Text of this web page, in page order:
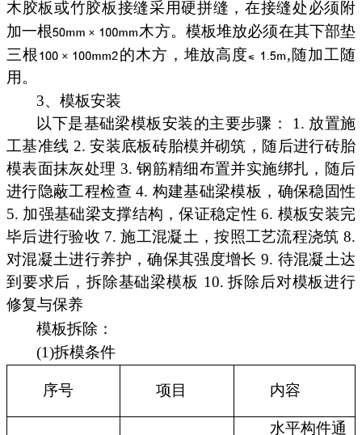
木胶板或竹胶板接缝采用硬拼缝，在接缝处必须附
加一根
木方。模板堆放必须在其下部垫
三根
的木方，堆放高度
,随加工随
用。
3、模板安装
以下是基础梁模板安装的主要步骤： 1. 放置施
工基准线 2. 安装底板砖胎模并砌筑，随后进行砖胎
模表面抹灰处理 3. 钢筋精细布置并实施绑扎，随后
进行隐蔽工程检查 4. 构建基础梁模板，确保稳固性
5. 加强基础梁支撑结构，保证稳定性 6. 模板安装完
毕后进行验收 7. 施工混凝土，按照工艺流程浇筑 8.
对混凝土进行养护，确保其强度增长 9. 待混凝土达
到要求后，拆除基础梁模板 10. 拆除后对模板进行
修复与保养
模板拆除：
(1)拆模条件
序号 项目 内容
水平构件通